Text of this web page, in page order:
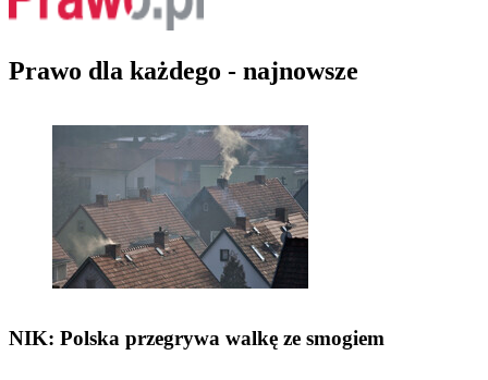
Prawo dla każdego - najnowsze
NIK: Polska przegrywa walkę ze smogiem